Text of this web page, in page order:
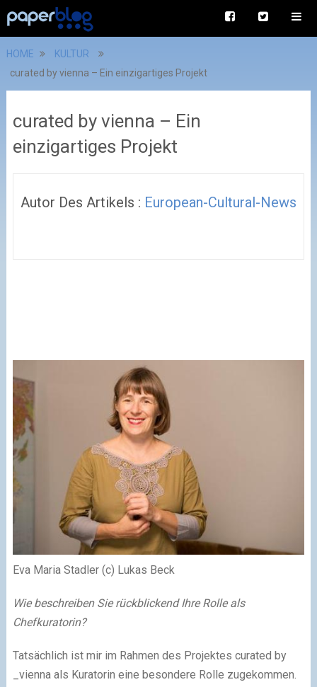
HOME
KULTUR
curated by vienna – Ein einzigartiges Projekt
curated by vienna – Ein
einzigartiges Projekt
Autor Des Artikels : European-Cultural-News
Eva Maria Stadler (c) Lukas Beck
Wie beschreiben Sie rückblickend Ihre Rolle als
Chefkuratorin?
Tatsächlich ist mir im Rahmen des Projektes curated by
_vienna als Kuratorin eine besondere Rolle zugekommen.